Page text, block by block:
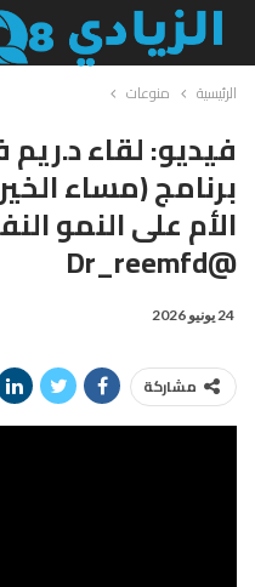
الرئيسية منوعات
فيديو: لقاء
برنامج (مساء
الأم على النمو
@Dr_reemfd
24 يونيو 2026
مشاركة